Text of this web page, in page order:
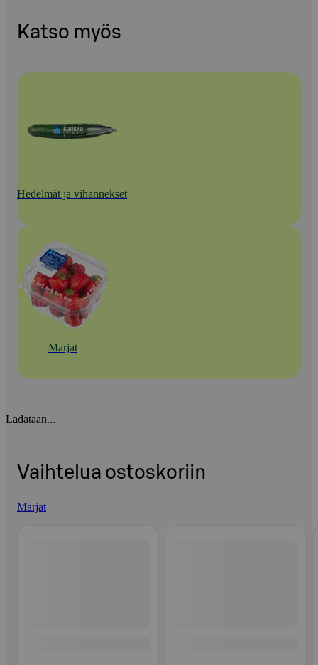
Katso myös
Hedelmät ja vihannekset
Marjat
Ladataan...
Vaihtelua ostoskoriin
Marjat